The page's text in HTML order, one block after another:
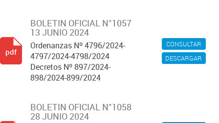
CONSULTAR
DESCARGAR
BOLETIN OFICIAL N°1057
13 JUNIO 2024
Ordenanzas Nº 4796/2024-
4797/2024-4798/2024
Decretos Nº 897/2024-
898/2024-899/2024
pdf
BOLETIN OFICIAL N°1058
28 JUNIO 2024